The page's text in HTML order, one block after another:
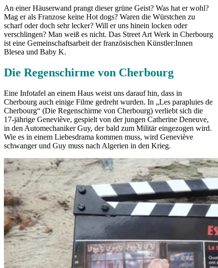
An einer Häuserwand prangt dieser grüne Geist? Was hat er wohl?
Mag er als Franzose keine Hot dogs? Waren die Würstchen zu
scharf oder doch sehr lecker? Will er uns hinein locken oder
verschlingen? Man weiß es nicht. Das Street Art Werk in Cherbourg
ist eine Gemeinschaftsarbeit der französischen Künstler:Innen
Blesea und Baby K.
Die Regenschirme von Cherbourg
Eine Infotafel an einem Haus weist uns darauf hin, dass in
Cherbourg auch einige Filme gedreht wurden. In „Les parapluies de
Cherbourg“ (Die Regenschirme von Cherbourg) verliebt sich die
17-jährige Geneviève, gespielt von der jungen Catherine Deneuve,
in den Automechaniker Guy, der bald zum Militär eingezogen wird.
Wie es in einem Liebesdrama kommen muss, wird Geneviève
schwanger und Guy muss nach Algerien in den Krieg.